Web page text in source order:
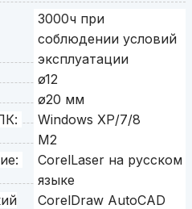
3000ч при
соблюдении условий
эксплуатации
ø12
ø20 мм
Windows XP/7/8
M2
CorelLaser на русском
языке
CorelDraw AutoCAD